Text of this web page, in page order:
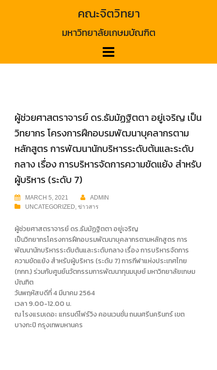
คณะจิตวิทยา
มหาวิทยาลัยเกษมบัณฑิต
ผู้ช่วยศาสตราจารย์ ดร.ธัมมัฏฐิตตา อยู่เจริญ เป็น
วิทยากร โครงการฝึกอบรมพัฒนาบุคลากรตาม
หลักสูตร การพัฒนานักบริหารระดับต้นและระดับ
กลาง เรื่อง การบริหารจัดการความขัดแย้ง สำหรับ
ผู้บริหาร (ระดับ 7)
MARCH 5, 2021
ADMIN
UNCATEGORIZED, ข่าวสาร
ผู้ช่วยศาสตราจารย์ ดร.ธัมมัฏฐิตตา อยู่เจริญ
เป็นวิทยากรโครงการฝึกอบรมพัฒนาบุคลากรตามหลักสูตร การ
พัฒนานักบริหารระดับต้นและระดับกลาง เรื่อง การบริหารจัดการ
ความขัดแย้ง สำหรับผู้บริหาร (ระดับ 7) การกีฬาแห่งประเทศไทย
(กกท.) ร่วมกับศูนย์นวัตกรรมการพัฒนาทุนมนุษย์ มหาวิทยาลัยเกษม
บัณฑิต
วันพฤหัสบดีที่ 4 มีนาคม 2564
เวลา 9.00-12.00 น.
ณ โรงแรมเดอะ แกรนด์โฟร์วิง คอนเวนชั่น ถนนศรีนครินทร์ เขต
บางกะปิ กรุงเทพมหานคร